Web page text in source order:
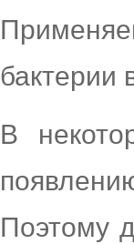
бактерии
В
Поэтому